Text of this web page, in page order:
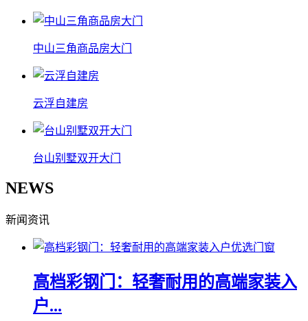
中山三角商品房大门
云浮自建房
台山别墅双开大门
NEWS
新闻资讯
高档彩钢门：轻奢耐用的高端家装入
户...